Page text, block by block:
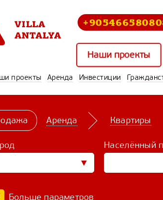
Наши проекты
проекты Аренда Инвестиции
Квартиры
Аренда
Населённый
Больше параметров